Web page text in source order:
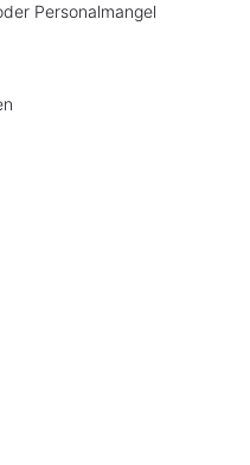
Personalmangel